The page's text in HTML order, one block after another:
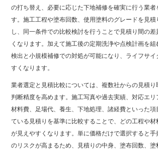
の打ち替え、必要に応じた下地補修を確実に行う業
す。施工工程や塗布回数、使用塗料のグレードを見積
し、同一条件での比較検討を行うことで見積り間の
くなります。加えて施工後の定期洗浄や点検計画を
検出と小規模補修での対処が可能になり、ライフサ
すくなります。
業者選定と見積比較については、複数社からの見積
判断精度を高めます。施工写真や過去実績、対応エリ
材料費、足場代、養生、下地処理、諸経費といった項
ている見積りを基準に比較することで、どの工程や
が見えやすくなります。単に価格だけで選択すると手
のリスクが高まるため、見積りの中身、塗布回数、